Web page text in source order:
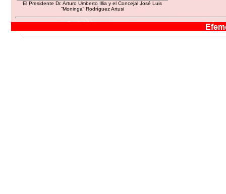
El Presidente Dr. Arturo Umberto Illia y el Concejal José Luis
“Moninga” Rodríguez Artusi